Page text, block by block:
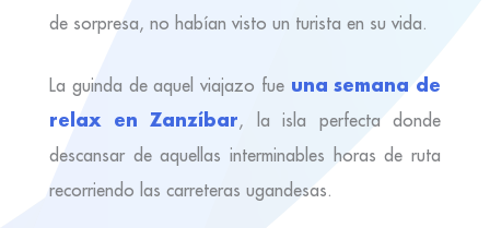
de sorpresa, no habían visto un turista en su vida.
La guinda de aquel viajazo fue una semana de
relax en Zanzíbar, la isla perfecta donde
descansar de aquellas interminables horas de ruta
recorriendo las carreteras ugandesas.